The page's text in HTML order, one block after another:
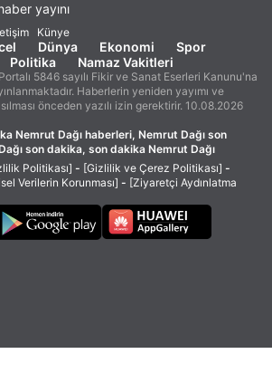
yayını
Künye
Dünya Ekonomi
Spor
Politika Namaz Vakitleri
5846 sayılı Fikir ve Sanat Eserleri Kanunu'na
Haberlerin yeniden yayımı ve
önceden yazılı izin gerektirir. 10.08.2026
Nemrut Dağı haberleri, Nemrut Dağı son
son dakika, son dakika Nemrut Dağı
Politikası] - [Gizlilik ve Çerez Politikası] -
Verilerin Korunması] - [Ziyaretçi Aydınlatma